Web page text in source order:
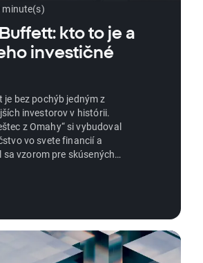
minute(s)
kto to je a
investičné
bez pochýb jedným z
investorov v histórii.
z Omahy“ si vybudoval
vo svete financií a
sa vzorom pre skúsených
Buffett a aké sú kľúčové